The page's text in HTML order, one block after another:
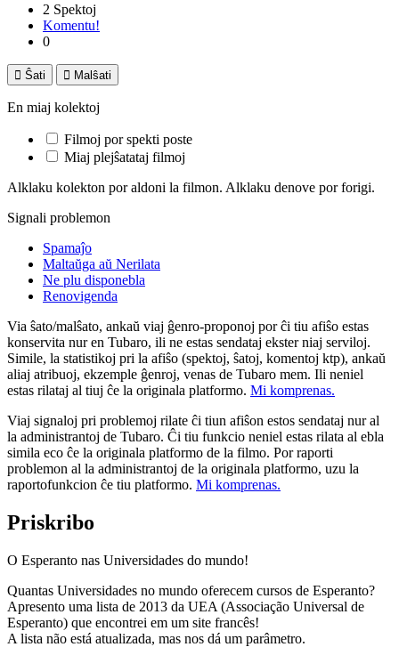
2 Spektoj
Komentu!
0
 Ŝati  Malŝati
En miaj kolektoj
Filmoj por spekti poste
Miaj plejŝatataj filmoj
Alklaku kolekton por aldoni la filmon. Alklaku denove por forigi.
Signali problemon
Spamaĵo
Maltaŭga aŭ Nerilata
Ne plu disponebla
Renovigenda
Via ŝato/malŝato, ankaŭ viaj ĝenro-proponoj por ĉi tiu afiŝo estas
konservita nur en Tubaro, ili ne estas sendataj ekster niaj serviloj.
Simile, la statistikoj pri la afiŝo (spektoj, ŝatoj, komentoj ktp), ankaŭ
aliaj atribuoj, ekzemple ĝenroj, venas de Tubaro mem. Ili neniel
estas rilataj al tiuj ĉe la originala platformo. Mi komprenas.
Viaj signaloj pri problemoj rilate ĉi tiun afiŝon estos sendataj nur al
la administrantoj de Tubaro. Ĉi tiu funkcio neniel estas rilata al ebla
simila eco ĉe la originala platformo de la filmo. Por raporti
problemon al la administrantoj de la originala platformo, uzu la
raportofunkcion ĉe tiu platformo. Mi komprenas.
Priskribo
O Esperanto nas Universidades do mundo!
Quantas Universidades no mundo oferecem cursos de Esperanto?
Apresento uma lista de 2013 da UEA (Associação Universal de
Esperanto) que encontrei em um site francês!
A lista não está atualizada, mas nos dá um parâmetro.